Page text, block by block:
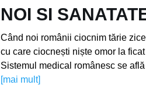
NOI SI
Când noi românii ciocnim tărie
cu care ciocnești niște omor la
Sistemul medical românesc se
[mai mult]